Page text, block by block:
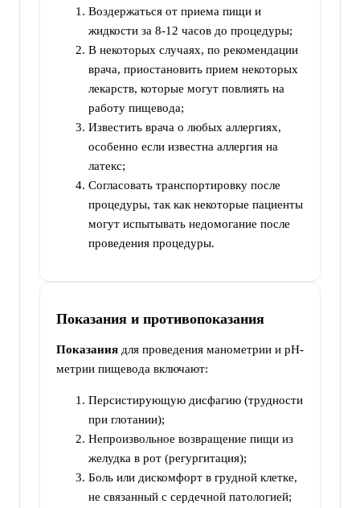
Воздержаться от приема пищи и
жидкости за 8-12 часов до процедуры;
В некоторых случаях, по рекомендации
врача, приостановить прием некоторых
лекарств, которые могут повлиять на
работу пищевода;
Известить врача о любых аллергиях,
особенно если известна аллергия на
латекс;
Согласовать транспортировку после
процедуры, так как некоторые пациенты
могут испытывать недомогание после
проведения процедуры.
Показания и противопоказания
Показания для проведения манометрии и pH-
метрии пищевода включают:
Персистирующую дисфагию (трудности
при глотании);
Непроизвольное возвращение пищи из
желудка в рот (регургитация);
Боль или дискомфорт в грудной клетке,
не связанный с сердечной патологией;